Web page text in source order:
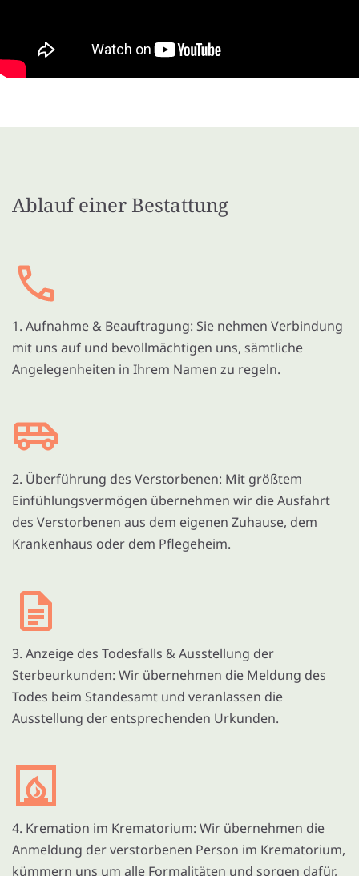
Ablauf einer Bestattung
1. Aufnahme & Beauftragung: Sie nehmen Verbindung
mit uns auf und bevollmächtigen uns, sämtliche
Angelegenheiten in Ihrem Namen zu regeln.
2. Überführung des Verstorbenen: Mit größtem
Einfühlungsvermögen übernehmen wir die Ausfahrt
des Verstorbenen aus dem eigenen Zuhause, dem
Krankenhaus oder dem Pflegeheim.
3. Anzeige des Todesfalls & Ausstellung der
Sterbeurkunden: Wir übernehmen die Meldung des
Todes beim Standesamt und veranlassen die
Ausstellung der entsprechenden Urkunden.
4. Kremation im Krematorium: Wir übernehmen die
Anmeldung der verstorbenen Person im Krematorium,
kümmern uns um alle Formalitäten und sorgen dafür,